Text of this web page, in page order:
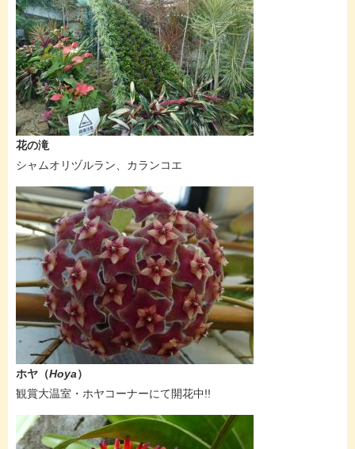
​花の滝
シャムオリヅルラン、カランコエ​
​​​​ホヤ（Hoya）
​観賞大温室・ホヤコーナーにて開花中!!​​